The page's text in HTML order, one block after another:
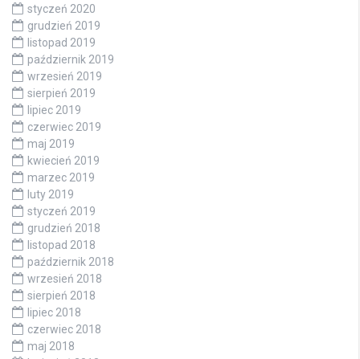
styczeń 2020
grudzień 2019
listopad 2019
październik 2019
wrzesień 2019
sierpień 2019
lipiec 2019
czerwiec 2019
maj 2019
kwiecień 2019
marzec 2019
luty 2019
styczeń 2019
grudzień 2018
listopad 2018
październik 2018
wrzesień 2018
sierpień 2018
lipiec 2018
czerwiec 2018
maj 2018